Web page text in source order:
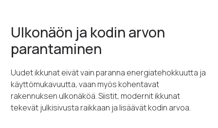
Ulkonäön ja kodin arvon
parantaminen
Uudet ikkunat eivät vain paranna energiatehokkuutta ja
käyttömukavuutta, vaan myös kohentavat
rakennuksen ulkonäköä. Siistit, modernit ikkunat
tekevät julkisivusta raikkaan ja lisäävät kodin arvoa.